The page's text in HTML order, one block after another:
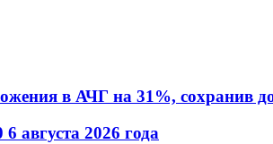
в АЧГ на 31%, сохранив
августа 2026 года